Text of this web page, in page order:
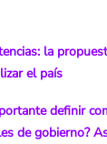
la
el país
definir
de gobierno?